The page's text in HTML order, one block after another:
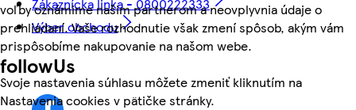
voľby oznámime našim partnerom a neovplyvnia údaje o
prehliadaní. Vaše rozhodnutie však zmení spôsob, akým vám
prispôsobíme nakupovanie na našom webe.
Svoje nastavenia súhlasu môžete zmeniť kliknutím na
Nastavenia cookies v pätičke stránky.
Výber obchodu
followUs